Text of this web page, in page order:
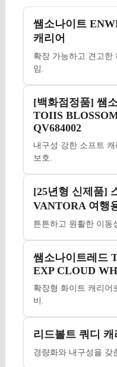
쌤소나이트
캐리어
확장 가능하고 견고한
임.
[백화점정품] 쌤
TOIIS
QV684002
내구성 강한 소프트
보호.
[25년형 신제품]
VANTORA 여행
튼튼하고 원활한 이동
쌤소나이트레드
EXP CLOUD
확장형 화이트 캐리어
비.
리드볼트 쿼디 캐
경량화와 내구성을 갖